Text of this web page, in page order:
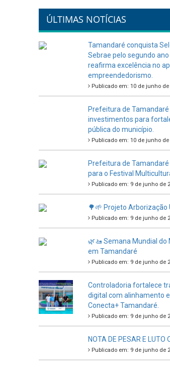
ÚLTIMAS NOTÍCIAS
Tamandaré conquista
Sebrae pelo segundo
reafirma excelência no
empreendedorismo.
Publicado em: 10 de junho de
Prefeitura de
investimentos para
pública do município.
Publicado em: 10 de junho de
Prefeitura de
para o Festival
Publicado em: 9 de junho de
🌳🌱 Projeto Arborização
Publicado em: 9 de junho de
🌿🚤 Semana Mundial do
em Tamandaré
Publicado em: 9 de junho de
Controladoria fortalece
digital com alinhamento
Conecta+ Tamandaré.
Publicado em: 9 de junho de
NOTA DE PESAR E LUTO
Publicado em: 9 de junho de